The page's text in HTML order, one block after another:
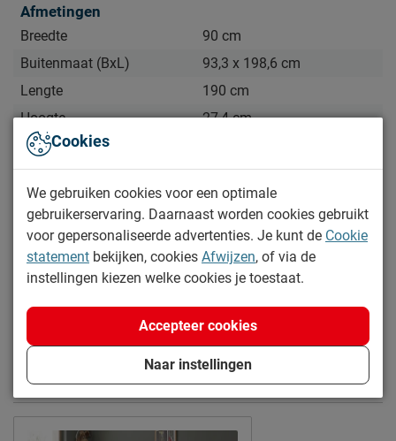
Afmetingen
Breedte
90 cm
Buitenmaat (BxL)
93,3 x 198,6 cm
Lengte
190 cm
Hoogte
27,4 cm
Diepte
Kenmerken
Kleur wit
Materiaal
Materiaal grenen
Goed om te weten
Garantie
2 jaar garantie volgens CBW
voorwaarden
Onderhoud
Afnemen met een vochtig
Bekijk meer specificaties
Documenten
MARGRIT Slaaplade MGRB9014
Meer van de serie Margrit
Cookies
We gebruiken cookies voor een optimale
gebruikerservaring. Daarnaast worden cookies gebruikt
voor gepersonaliseerde advertenties. Je kunt de Cookie
statement bekijken, cookies Afwijzen, of via de
instellingen kiezen welke cookies je toestaat.
Naar instellingen
Accepteer cookies